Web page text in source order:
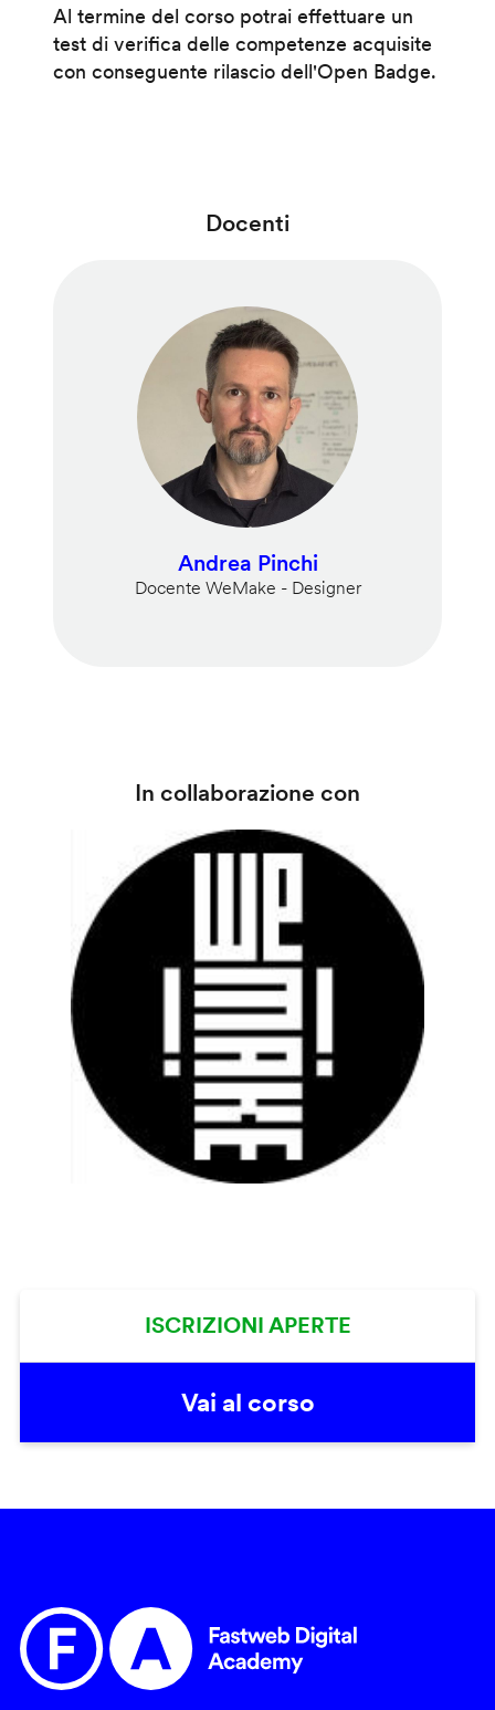
Al termine del corso potrai effettuare un
test di verifica delle competenze acquisite
con conseguente rilascio dell'Open Badge.
Docenti
Andrea Pinchi
Docente WeMake - Designer
In collaborazione con
ISCRIZIONI APERTE
Vai al corso